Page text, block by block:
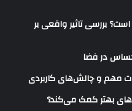
بررسی تاثیر واقعی بر
در فضا
مهم و چالش‌های کاربردی
بهتر کمک می‌کند؟